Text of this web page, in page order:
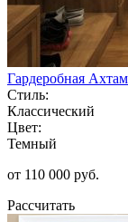
Гардеробная
Стиль:
Классический
Цвет:
Темный
от 110 000 руб.
Рассчитать